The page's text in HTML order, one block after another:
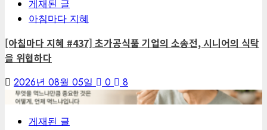
게재된 글
아침마다 지혜
[아침마다 지혜 #437] 초가공식품 기업의 소송전, 시니어의 식탁
을 위협하다
2026년 08월 05일 0
8
게재된 글